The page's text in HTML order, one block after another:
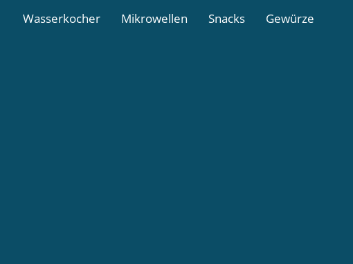
Wasserkocher Mikrowellen Snacks Gewürze